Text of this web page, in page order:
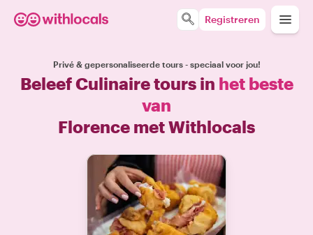
Registreren
Privé & gepersonaliseerde tours - speciaal voor jou!
Beleef Culinaire tours in het beste
van
Florence met Withlocals